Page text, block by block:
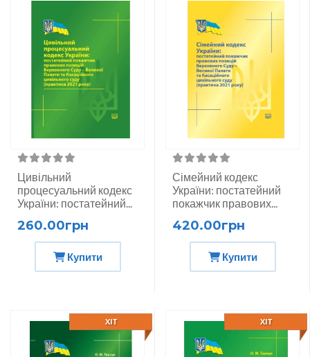
Цивільний
процесуальний кодекс
України: постатейний...
260.00грн
Купити
Сімейний кодекс
України: постатейний
покажчик правових...
420.00грн
Купити
ХІТ ХІТ